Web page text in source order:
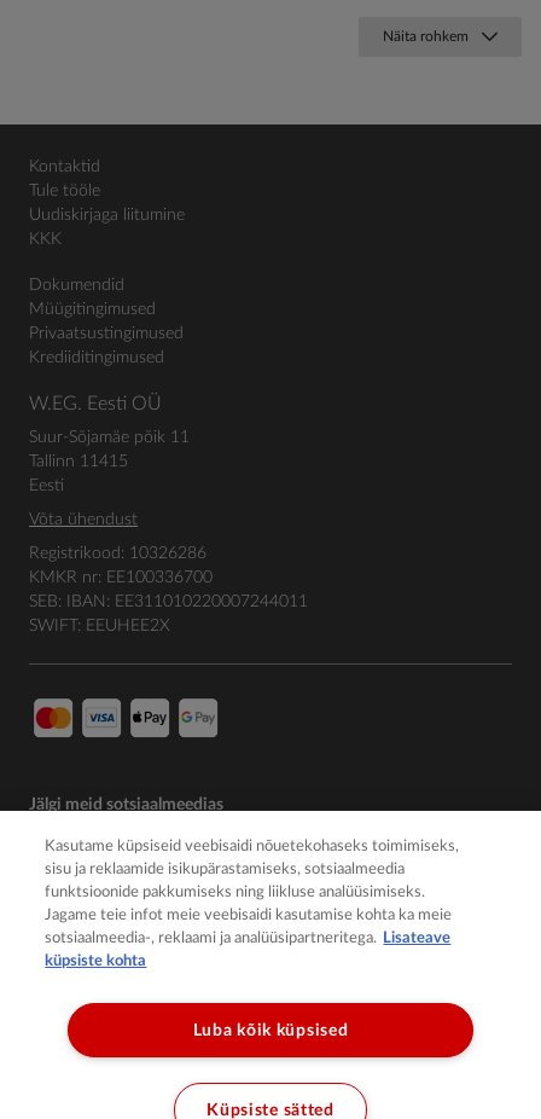
Näita rohkem
Kontaktid
Tule tööle
Uudiskirjaga liitumine
KKK
Dokumendid
Müügitingimused
Privaatsustingimused
Krediiditingimused
W.EG. Eesti OÜ
Suur-Sõjamäe põik 11
Tallinn 11415
Eesti
Võta ühendust
Registrikood: 10326286
KMKR nr: EE100336700
SEB: IBAN: EE311010220007244011
SWIFT: EEUHEE2X
Jälgi meid sotsiaalmeedias
Kasutame küpsiseid veebisaidi nõuetekohaseks toimimiseks,
sisu ja reklaamide isikupärastamiseks, sotsiaalmeedia
funktsioonide pakkumiseks ning liikluse analüüsimiseks.
Jagame teie infot meie veebisaidi kasutamise kohta ka meie
sotsiaalmeedia-, reklaami ja analüüsipartneritega. Lisateave
küpsiste kohta
Luba kõik küpsised
Küpsiste sätted